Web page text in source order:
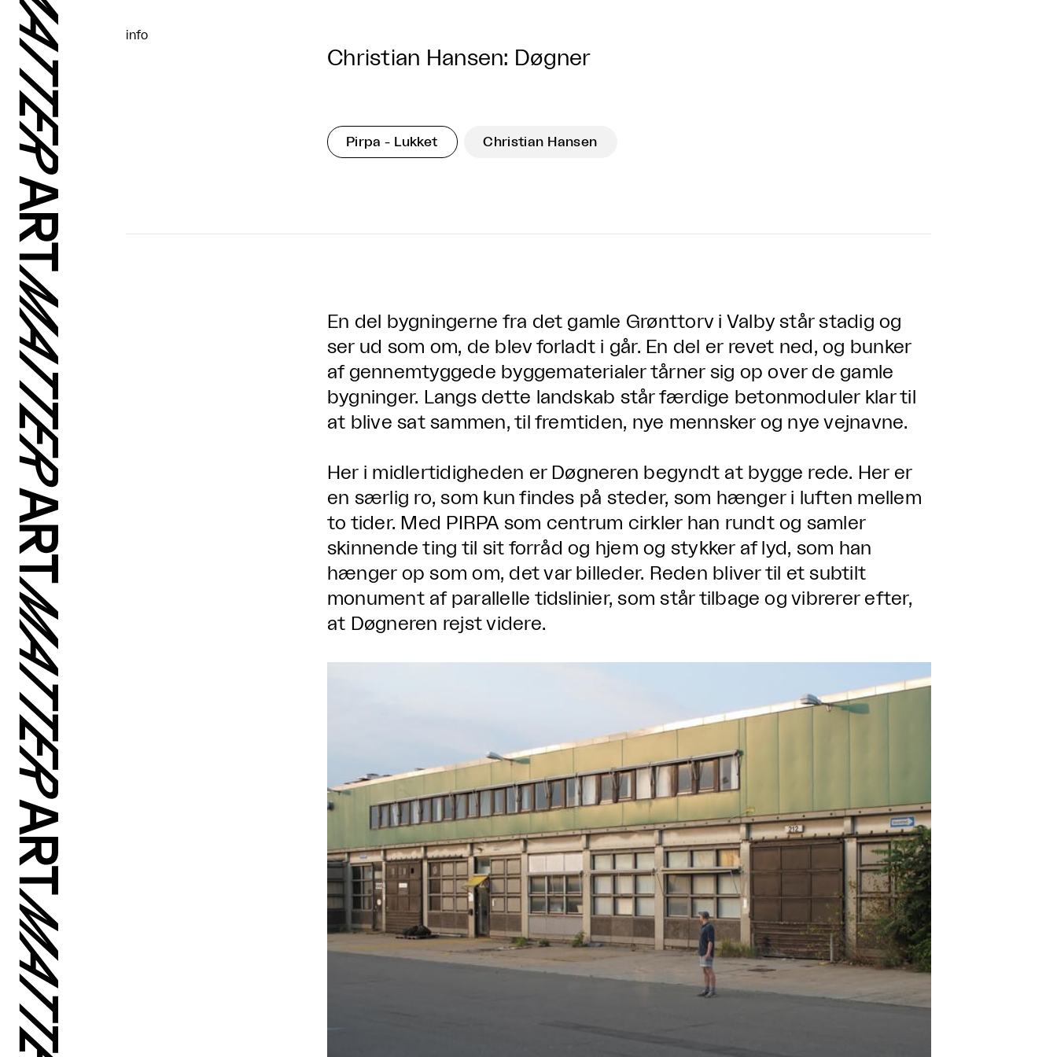
info
Christian Hansen: Døgner
Pirpa - Lukket Christian Hansen
En del bygningerne fra det gamle Grønttorv i Valby står stadig og
ser ud som om, de blev forladt i går. En del er revet ned, og bunker
af gennemtyggede byggematerialer tårner sig op over de gamle
bygninger. Langs dette landskab står færdige betonmoduler klar til
at blive sat sammen, til fremtiden, nye mennsker og nye vejnavne.
Her i midlertidigheden er Døgneren begyndt at bygge rede. Her er
en særlig ro, som kun findes på steder, som hænger i luften mellem
to tider. Med PIRPA som centrum cirkler han rundt og samler
skinnende ting til sit forråd og hjem og stykker af lyd, som han
hænger op som om, det var billeder. Reden bliver til et subtilt
monument af parallelle tidslinier, som står tilbage og vibrerer efter,
at Døgneren rejst videre.